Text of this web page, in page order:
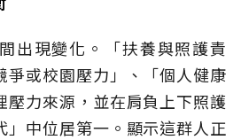
出現變化。「扶養與照護責
爭或校園壓力」、「個人健康
壓力來源，並在肩負上下照護
」中位居第一。顯示這群人正